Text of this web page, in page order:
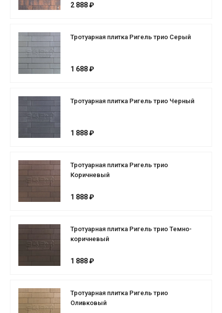
2 888 ₽
Тротуарная плитка Ригель трио Серый
1 688 ₽
Тротуарная плитка Ригель трио Черный
1 888 ₽
Тротуарная плитка Ригель трио
Коричневый
1 888 ₽
Тротуарная плитка Ригель трио Темно-
коричневый
1 888 ₽
Тротуарная плитка Ригель трио
Оливковый